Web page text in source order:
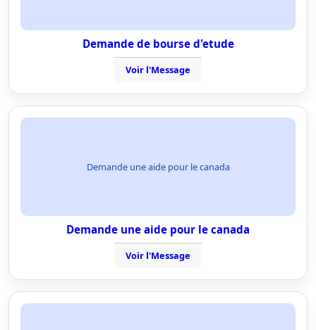
Demande de bourse d'etude
Voir l'Message
Demande une aide pour le canada
Demande une aide pour le canada
Voir l'Message